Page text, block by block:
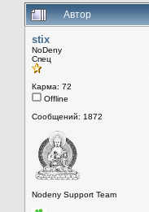
Автор
stix
NoDeny
Спец
Карма: 72
Offline
Сообщений: 1872
Nodeny Support Team